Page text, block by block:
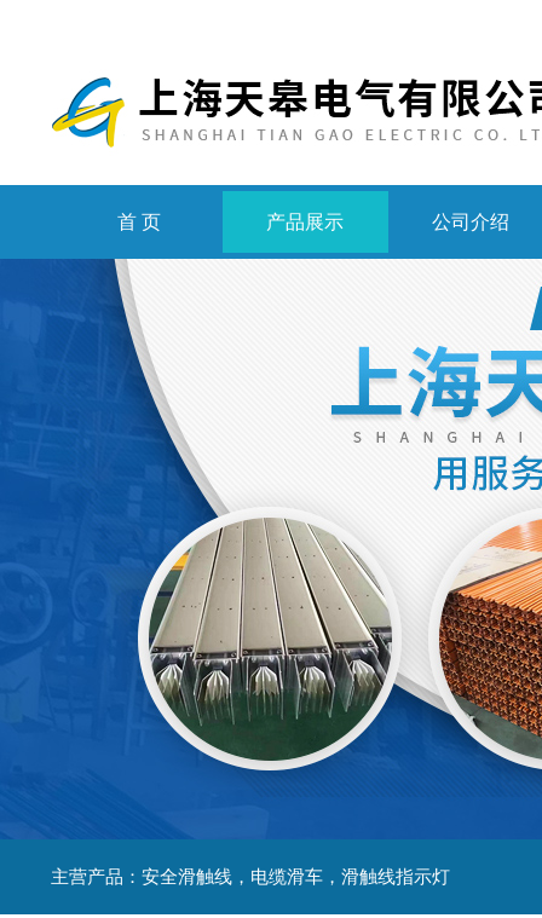
首 页 产品展示 公司介绍
主营产品：安全滑触线，电缆滑车，滑触线指示灯